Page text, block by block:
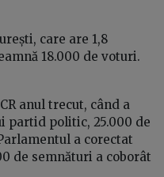
care are 1,8
18.000 de voturi.
anul trecut, când a
partid politic, 25.000 de
a corectat
de semnături a coborât